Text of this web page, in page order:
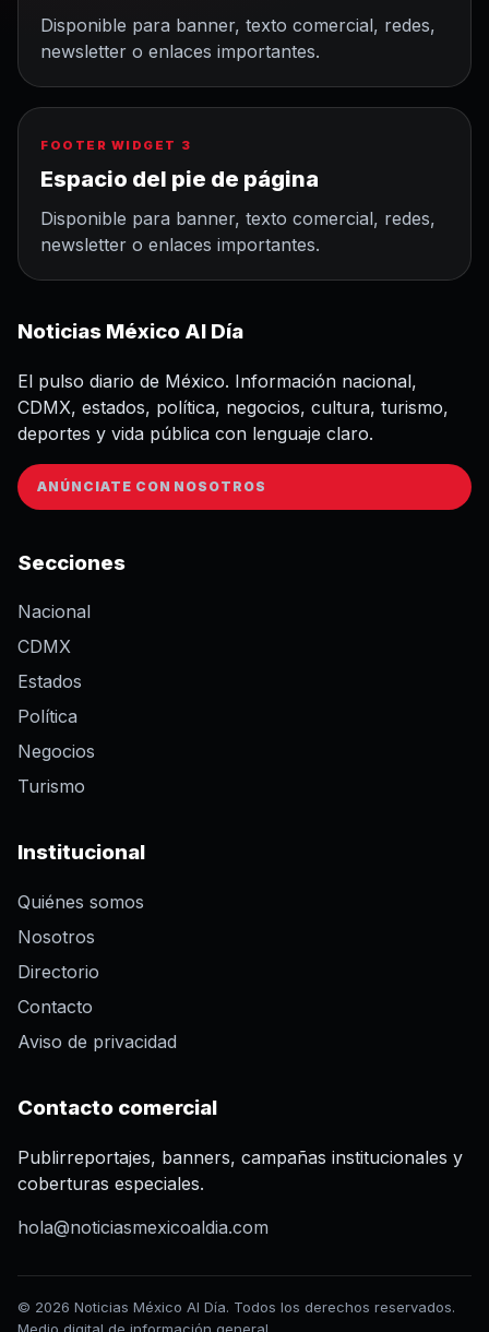
Disponible para banner, texto comercial, redes,
newsletter o enlaces importantes.
FOOTER WIDGET 3
Espacio del pie de página
Disponible para banner, texto comercial, redes,
newsletter o enlaces importantes.
Noticias México Al Día
El pulso diario de México. Información nacional,
CDMX, estados, política, negocios, cultura, turismo,
deportes y vida pública con lenguaje claro.
ANÚNCIATE CON NOSOTROS
Secciones
Nacional
CDMX
Estados
Política
Negocios
Turismo
Institucional
Quiénes somos
Nosotros
Directorio
Contacto
Aviso de privacidad
Contacto comercial
Publirreportajes, banners, campañas institucionales y
coberturas especiales.
hola@noticiasmexicoaldia.com
© 2026 Noticias México Al Día. Todos los derechos reservados.
Medio digital de información general.